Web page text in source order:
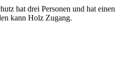
hat drei Personen und hat einen
kann Holz Zugang.